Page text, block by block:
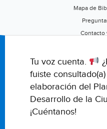
Mapa de
Contacto
Tu voz cuenta.
fuiste
elaboración del
Desarrollo de la
¡Cuéntanos!